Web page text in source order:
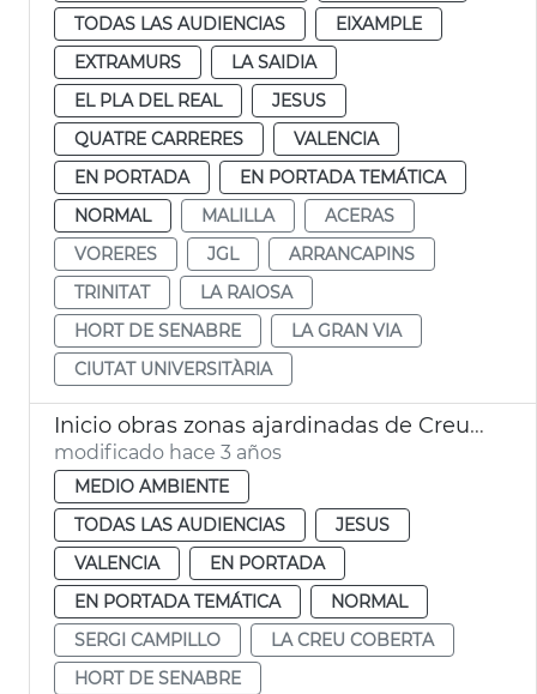
TODAS LAS AUDIENCIAS
EIXAMPLE
EXTRAMURS
LA SAIDIA
EL PLA DEL REAL
JESUS
QUATRE CARRERES
VALENCIA
EN PORTADA
EN PORTADA TEMÁTICA
NORMAL
MALILLA
ACERAS
VORERES
JGL
ARRANCAPINS
TRINITAT
LA RAIOSA
HORT DE SENABRE
LA GRAN VIA
CIUTAT UNIVERSITÀRIA
Inicio obras zonas ajardinadas de Creu Coberta y l’Hort de Senabre
modificado hace 3 años
MEDIO AMBIENTE
TODAS LAS AUDIENCIAS
JESUS
VALENCIA
EN PORTADA
EN PORTADA TEMÁTICA
NORMAL
SERGI CAMPILLO
LA CREU COBERTA
HORT DE SENABRE